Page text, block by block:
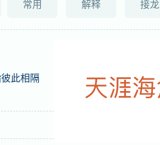
常用 解释 接龙
此相隔